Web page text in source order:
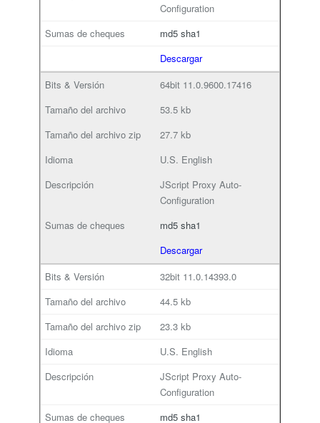
Configuration
md5 sha1
Descargar
64bit 11.0.9600.17416
53.5 kb
27.7 kb
U.S. English
JScript Proxy Auto-
Configuration
md5 sha1
Descargar
32bit 11.0.14393.0
44.5 kb
23.3 kb
U.S. English
JScript Proxy Auto-
Configuration
md5 sha1